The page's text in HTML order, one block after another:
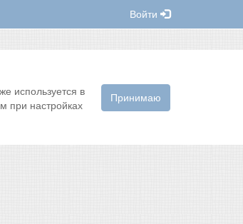
Войти
Принимаю
используется в
при настройках